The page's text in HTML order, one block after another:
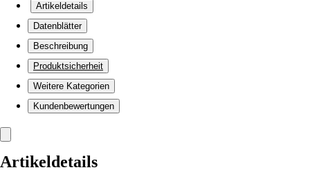
Artikeldetails
Datenblätter
Beschreibung
Produktsicherheit
Weitere Kategorien
Kundenbewertungen
Artikeldetails